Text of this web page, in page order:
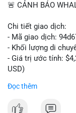
🚨 CẢNH BÁO
Chi tiết giao dịch:
- Mã giao dịch:
- Khối lượng di
- Giá trị ước tính:
USD)
Đọc thêm